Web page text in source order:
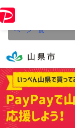
ジ内の情報はキャン
ペーン一覧